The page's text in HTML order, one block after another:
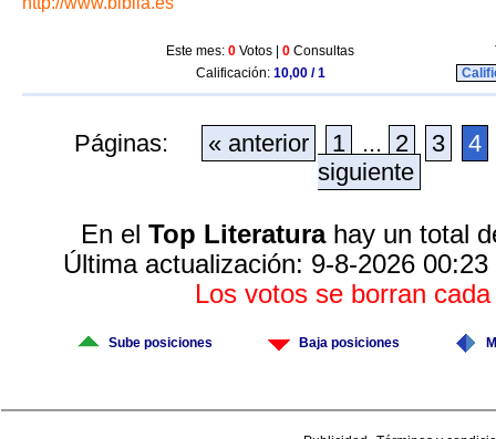
Este mes: 0 Votos | 0 Consultas
Calificación: 10,00 / 1
Páginas: « anterior 1 ... 2 3
4
siguiente
En el Top Literaturahay un total
Última actualización: 9-8-2026
Los votos se borran
Sube posiciones Baja posiciones